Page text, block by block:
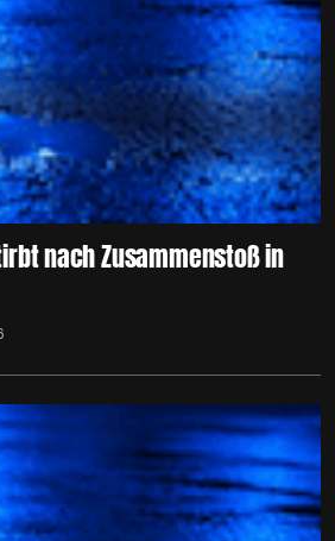
nach Zusammenstoß in